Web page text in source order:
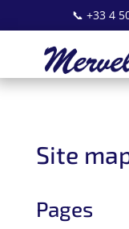
📞 +33 4
Site
Pages